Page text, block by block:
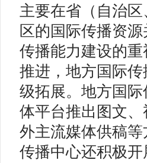
主要在省（自治
区的国际传播资
传播能力建设的
推进，地方国际
级拓展。地方国
体平台推出图文
外主流媒体供稿
传播中心还积极